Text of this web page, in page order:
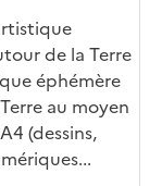
de la Terre
éphémère
au moyen
(dessins,